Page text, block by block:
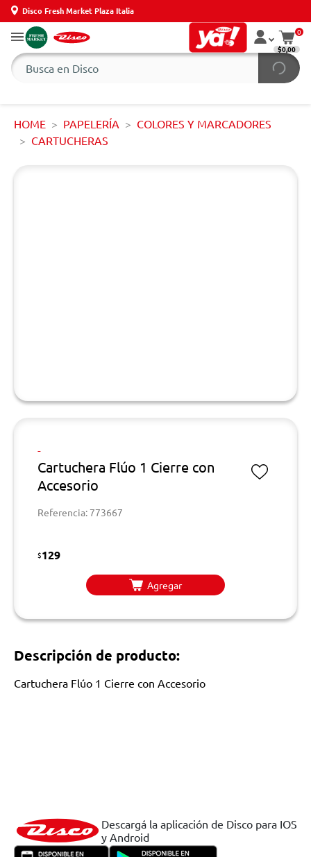
Disco Fresh Market Plaza Italia
0
$0,00
HOME PAPELERÍA
COLORES Y MARCADORES
CARTUCHERAS
-
Cartuchera Flúo 1 Cierre con
Accesorio
Referencia: 773667
$129
Agregar
Descripción de producto:
Cartuchera Flúo 1 Cierre con Accesorio
Descargá la aplicación de Disco para IOS
y Android